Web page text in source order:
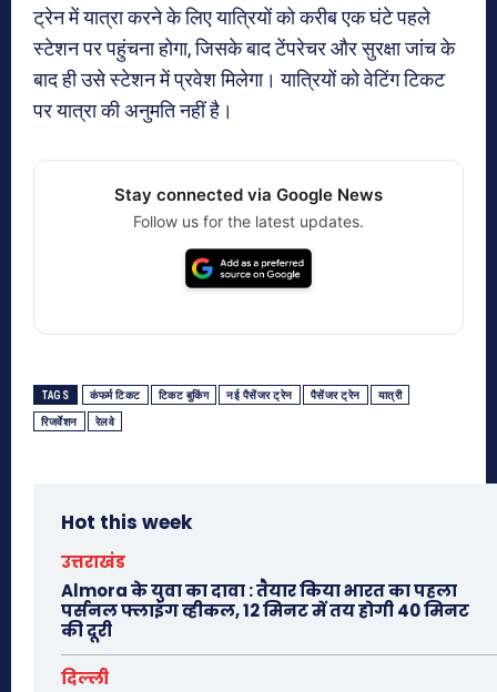
ट्रेन में यात्रा करने के लिए यात्रियों को करीब एक घंटे पहले
स्टेशन पर पहुंचना होगा, जिसके बाद टेंपरेचर और सुरक्षा जांच के
बाद ही उसे स्टेशन में प्रवेश मिलेगा। यात्रियों को वेटिंग टिकट
पर यात्रा की अनुमति नहीं है।
Stay connected via Google News
Follow us for the latest updates.
TAGS कंफर्म टिकट टिकट बुकिंग नई पैसेंजर ट्रेन पैसेंजर ट्रेन यात्री
रिजर्वेशन रेलवे
Hot this week
उत्तराखंड
Almora के युवा का दावा : तैयार किया भारत का पहला
पर्सनल फ्लाइंग व्हीकल, 12 मिनट में तय होगी 40 मिनट
की दूरी
दिल्ली